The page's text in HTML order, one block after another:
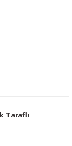
Taraflı